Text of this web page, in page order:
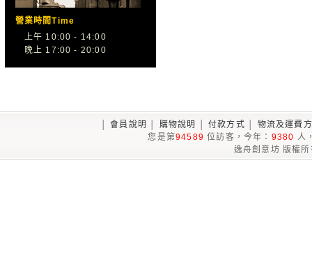
營業時間Time
上午 10:00 - 14:00
晚上 17:00 - 20:00
│會員說明 購物說明 │付款方式
物流及運費
您是第94589 位訪客，今年： 9380 人
逸舟創意坊 版權